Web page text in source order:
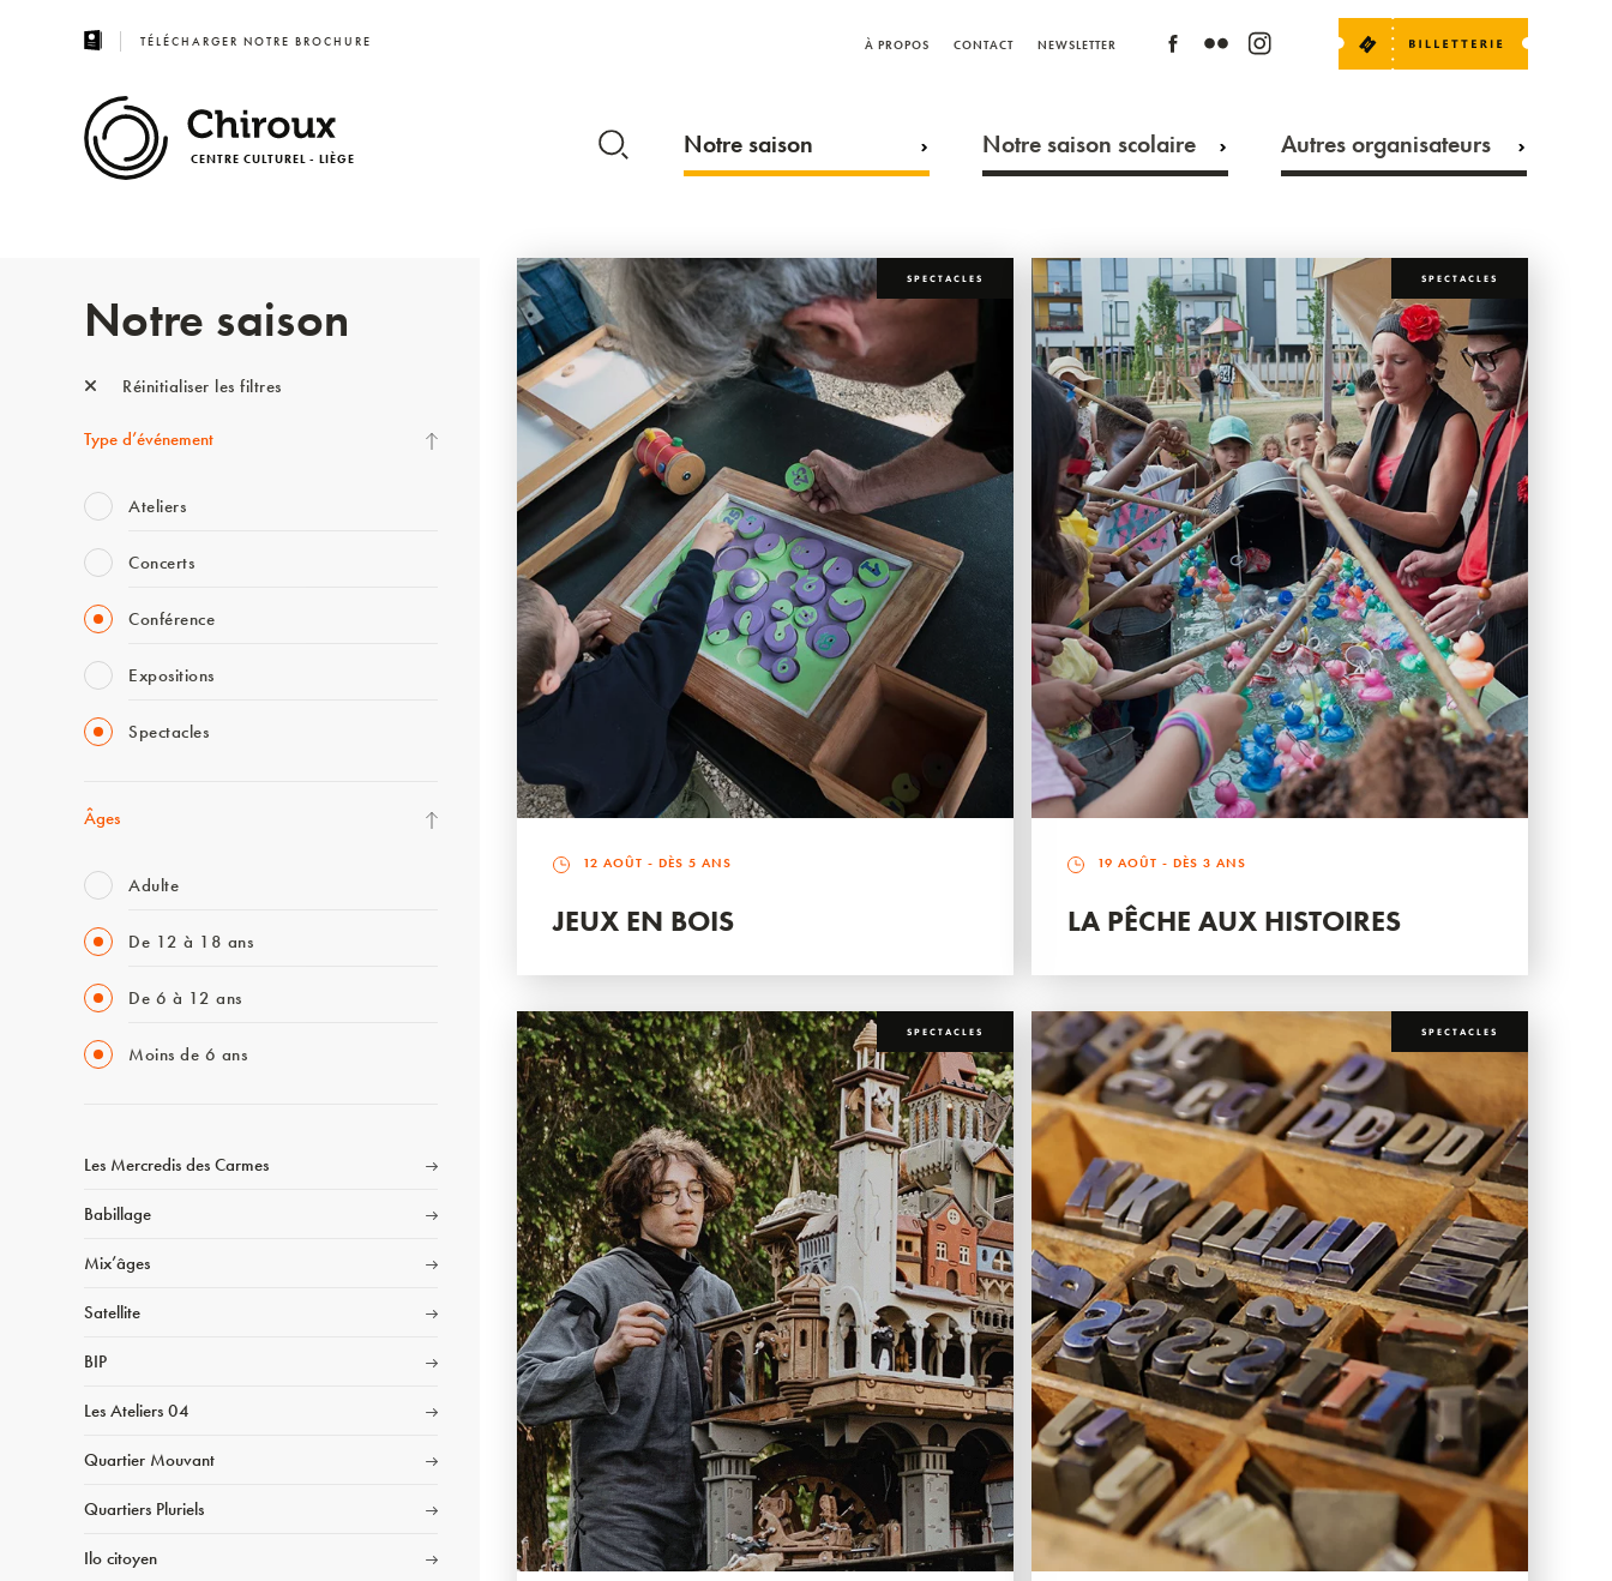
TÉLÉCHARGER NOTRE BROCHURE À PROPOS CONTACT NEWSLETTER
CENTRE CULTUREL - LIÈGE Notre saison Notre saison scolaire Autres organisateurs
Notre saison
Réinitialiser les filtres
Type d’événement
Ateliers
Concerts
Conférence
Expositions
Spectacles
Âges
Adulte
De 12 à 18 ans
De 6 à 12 ans
Moins de 6 ans
Les Mercredis des Carmes
Babillage
Mix’âges
Satellite
BIP
Les Ateliers 04
Quartier Mouvant
Quartiers Pluriels
Ilo citoyen
SPECTACLES
12 AOÛT - DÈS 5 ANS
JEUX EN BOIS
SPECTACLES
19 AOÛT - DÈS 3 ANS
LA PÊCHE AUX HISTOIRES
SPECTACLES SPECTACLES